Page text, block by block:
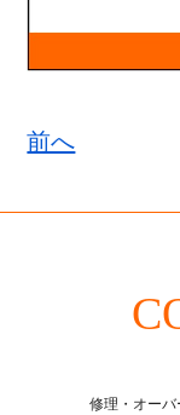
前へ
修理・オーバ